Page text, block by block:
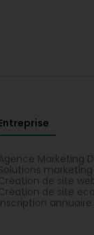
Marketing
de site
de site
annuaire